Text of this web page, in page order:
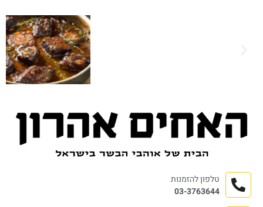
טלפון להזמנות
03-3763644